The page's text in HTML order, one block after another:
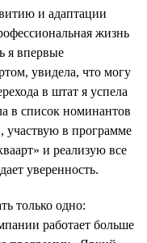
и адаптации
жизнь
я впервые
увидела, что могу
в штат я успела
в список номинантов
в программе
и реализую все
уверенность.
только одно:
работает больше